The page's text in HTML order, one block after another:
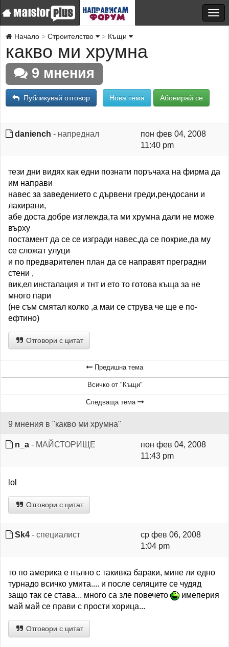
Начало Строителство Къщи
какво ми хрумна
9 мнения
Публикувай отговор Нова тема Абонирай се
daniench - напреднал
пон фев 04, 2008
11:40 pm
тези дни видях как едни познати поръчаха на фирма да
им направи
навес за заведението с дървени греди,рендосани и
лакирани,
абе доста добре изглежда,та ми хрумна дали не може
върху
постамент да се се изгради навес,да се покрие,да му
се сложат улуци
и по предварителен план да се направят преградни
стени ,
вик,ел инсталация и тнт и ето то готова къща за не
много пари
(не съм смятал колко ,а маи се струва че ще е по-
ефтино)
Отговори с цитат
Предишна тема
Всичко от "Къщи"
Следваща тема
9 мнения в "какво ми хрумна"
n_a - МАЙСТОРИЩЕ
пон фев 04, 2008
11:43 pm
lol
Отговори с цитат
Sk4 - специалист
ср фев 06, 2008
1:04 pm
то по америка е пълно с такивка бараки, мине ли едно
турнадо всичко умита.... и после селяците се чудяд
защо так се става... много са зле повечето
имеперия
май май се прави с прости хорица...
Отговори с цитат